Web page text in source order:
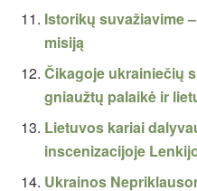
Istorikų suvažiavime
misiją
Čikagoje ukrainiečių
gniaužtų palaikė ir
Lietuvos kariai
inscenizacijoje
Ukrainos